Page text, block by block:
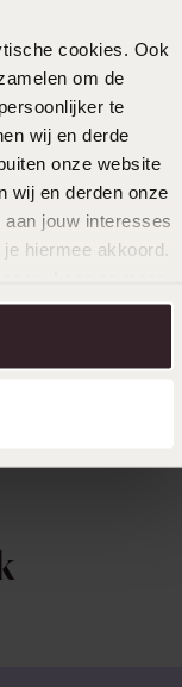
cookies. Ook
om de
te
wij en derde
onze website
wij en derden onze
jouw interesses
je hiermee akkoord.